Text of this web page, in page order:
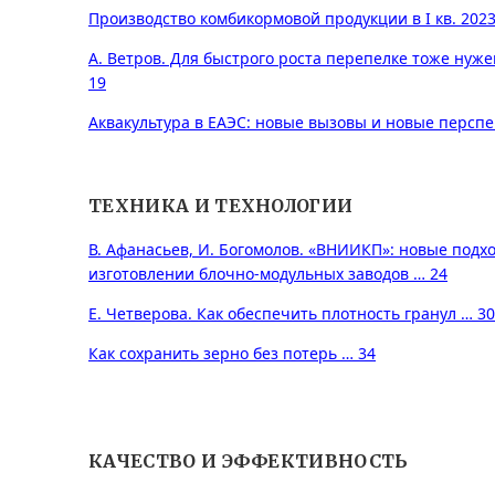
Производство комбикормовой продукции в I кв.
А. Ветров. Для быстрого роста перепелке тоже
19
Аквакультура в ЕАЭС: новые вызовы и новые
ТЕХНИКА И ТЕХНОЛОГИИ
В. Афанасьев, И. Богомолов. «ВНИИКП»: новые
изготовлении блочно-модульных заводов … 24
Е. Четверова. Как обеспечить плотность гранул … 30
Как сохранить зерно без потерь … 34
КАЧЕСТВО И ЭФФЕКТИВНОСТЬ